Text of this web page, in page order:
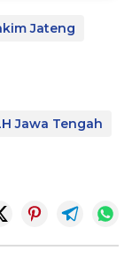
Jateng
Jawa Tengah